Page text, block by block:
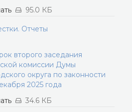
95.0 КБ
Отчеты
второго заседания
комиссии Думы
округа по законности
2025 года
34.6 КБ